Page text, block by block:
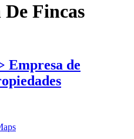
Fincas
Empresa de